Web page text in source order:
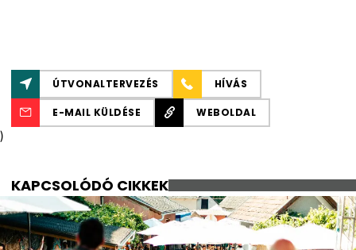
ÚTVONALTERVEZÉS HÍVÁS
E-MAIL KÜLDÉSE WEBOLDAL
)
KAPCSOLÓDÓ CIKKEK